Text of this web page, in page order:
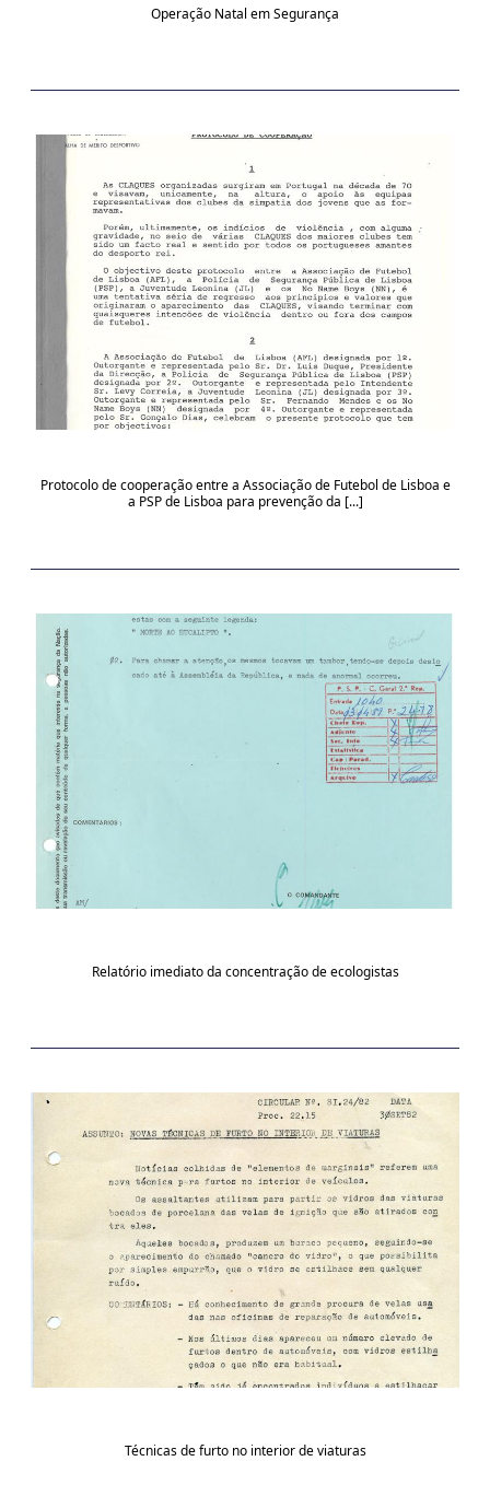
Operação Natal em Segurança
Protocolo de cooperação entre a Associação de Futebol de Lisboa e
a PSP de Lisboa para prevenção da [...]
Relatório imediato da concentração de ecologistas
Técnicas de furto no interior de viaturas